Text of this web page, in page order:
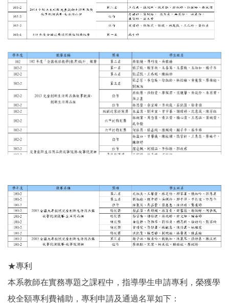
★專利
本系教師在實務專題之課程中，指導學生申請專利，榮獲學
校全額專利費補助，專利申請及通過名單如下：